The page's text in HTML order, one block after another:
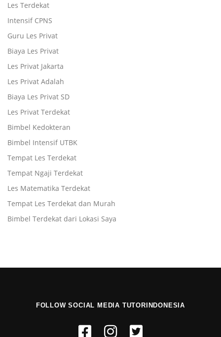
Les Terdekat
Intensif CPNS
Guru Les Privat
Biaya Les Privat
Les Privat Jakarta
Les Privat Adalah
Biaya Les Privat SD
Les Privat Terdekat
Bimbel Kedokteran
Bimbel Intensif UTBK
Tempat Les Terdekat
Tempat Ngaji Terdekat
Les Matematika Terdekat
Tempat Les Terdekat dan Murah
Bimbel Terdekat dari Lokasi Saya
FOLLOW SOCIAL MEDIA TUTORINDONESIA